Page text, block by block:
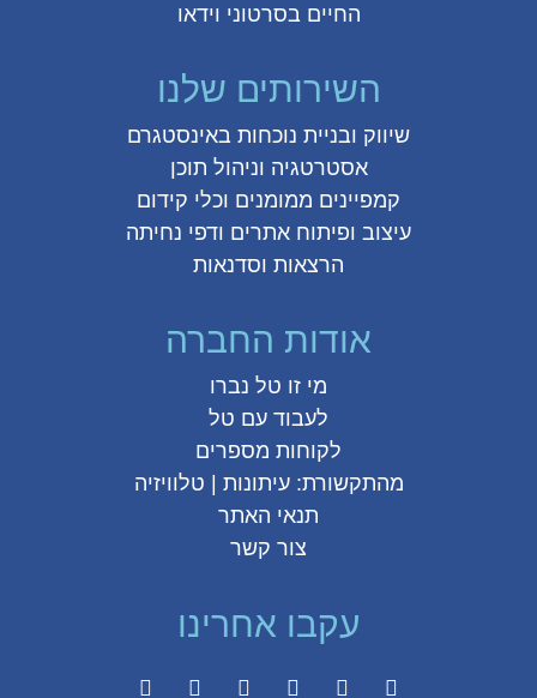
החיים בסרטוני וידאו
השירותים שלנו
שיווק ובניית נוכחות באינסטגרם
אסטרטגיה וניהול תוכן
קמפיינים ממומנים וכלי קידום
עיצוב ופיתוח אתרים ודפי נחיתה
הרצאות וסדנאות
אודות החברה
מי זו טל נברו
לעבוד עם טל
לקוחות מספרים
מהתקשורת:עיתונות|טלוויזיה
תנאי האתר
צור קשר
עקבו אחרינו